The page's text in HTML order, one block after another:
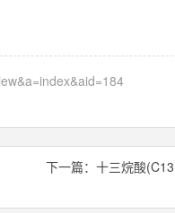
下一篇： 十三烷酸